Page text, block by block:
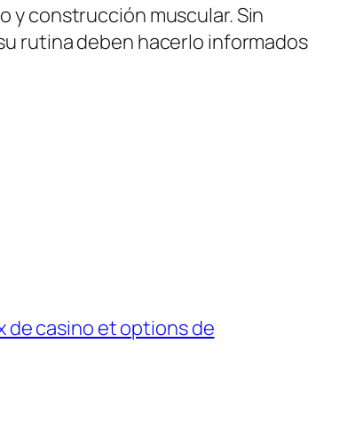
y construcción muscular. Sin
rutina deben hacerlo informados
de casino et options de